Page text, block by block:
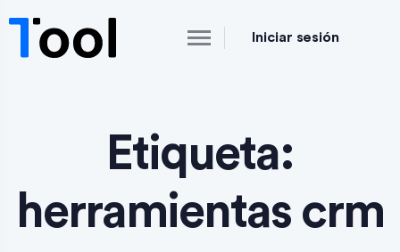
Iniciar sesión
Etiqueta:
herramientas crm